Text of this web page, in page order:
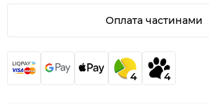
Оплата частинами
4 4